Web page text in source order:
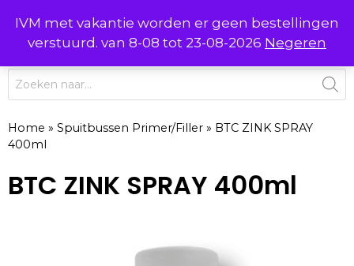
IVM met vakantie worden er geen bestellingen
verstuurd. van 8-08 tot 23-08-2026 Negeren
naar
inhoud
0 MENU
Producten
zoeken
Home » Spuitbussen Primer/Filler » BTC ZINK SPRAY
400ml
BTC ZINK SPRAY 400ml